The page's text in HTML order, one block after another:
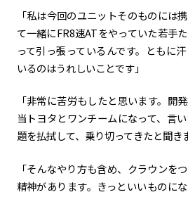
「私は今回のユニットそのものには
て一緒にFR8速ATをやっていた若手
って引っ張っているんです。ともに
いるのはうれしいことです」
「非常に苦労もしたと思います。開
当トヨタとワンチームになって、言
題を払拭して、乗り切ってきたと聞き
「そんなやり方も含め、クラウンを
精神があります。きっといいものに